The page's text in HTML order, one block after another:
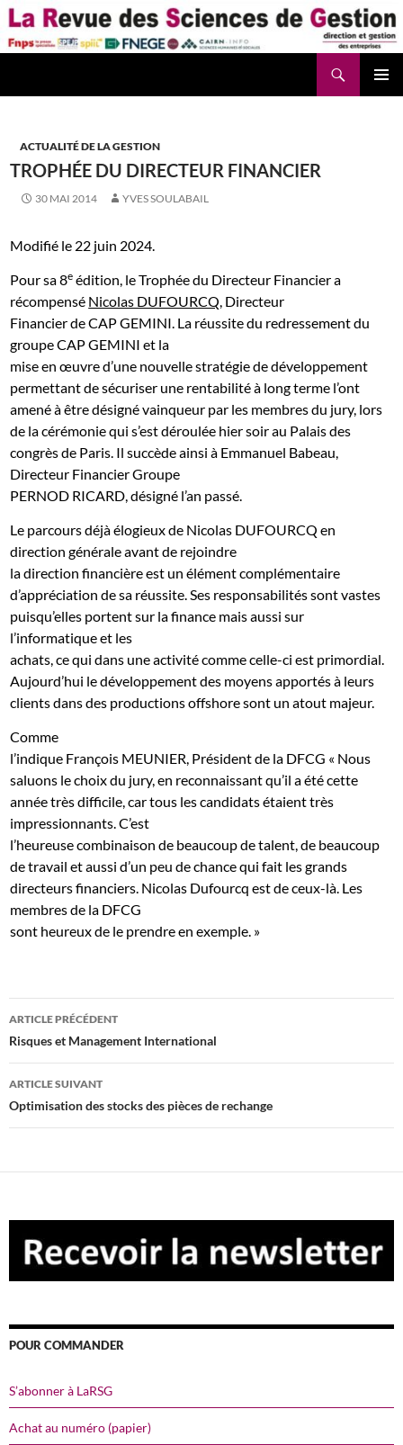
Aller
au
contenu
ACTUALITÉ DE LA GESTION
TROPHÉE DU DIRECTEUR FINANCIER
30 MAI 2014 YVES SOULABAIL
Modifié le 22 juin 2024.
Pour sa 8e édition, le Trophée du Directeur Financier a
récompensé Nicolas DUFOURCQ, Directeur
Financier de CAP GEMINI. La réussite du redressement du
groupe CAP GEMINI et la
mise en œuvre d’une nouvelle stratégie de développement
permettant de sécuriser une rentabilité à long terme l’ont
amené à être désigné vainqueur par les membres du jury, lors
de la cérémonie qui s’est déroulée hier soir au Palais des
congrès de Paris. Il succède ainsi à Emmanuel Babeau,
Directeur Financier Groupe
PERNOD RICARD, désigné l’an passé.
Le parcours déjà élogieux de Nicolas DUFOURCQ en
direction générale avant de rejoindre
la direction financière est un élément complémentaire
d’appréciation de sa réussite. Ses responsabilités sont vastes
puisqu’elles portent sur la finance mais aussi sur
l’informatique et les
achats, ce qui dans une activité comme celle-ci est primordial.
Aujourd’hui le développement des moyens apportés à leurs
clients dans des productions offshore sont un atout majeur.
Comme
l’indique François MEUNIER, Président de la DFCG « Nous
saluons le choix du jury, en reconnaissant qu’il a été cette
année très difficile, car tous les candidats étaient très
impressionnants. C’est
l’heureuse combinaison de beaucoup de talent, de beaucoup
de travail et aussi d’un peu de chance qui fait les grands
directeurs financiers. Nicolas Dufourcq est de ceux-là. Les
membres de la DFCG
sont heureux de le prendre en exemple. »
Navigation
des
articles
ARTICLE PRÉCÉDENT
Risques et Management International
ARTICLE SUIVANT
Optimisation des stocks des pièces de rechange
POUR COMMANDER
S’abonner à LaRSG
Achat au numéro (papier)